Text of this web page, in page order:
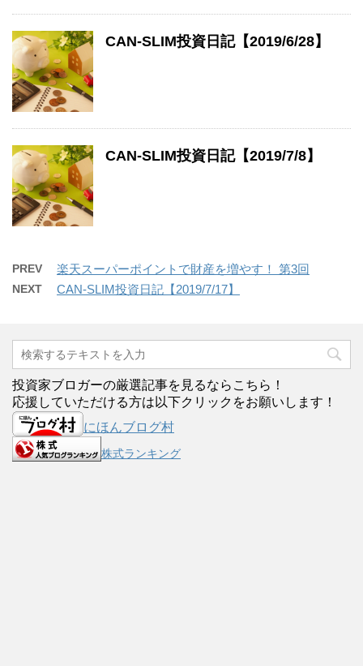
CAN-SLIM投資日記【2019/6/28】
CAN-SLIM投資日記【2019/7/8】
PREV 楽天スーパーポイントで財産を増やす！ 第3回
NEXT CAN-SLIM投資日記【2019/7/17】
投資家ブロガーの厳選記事を見るならこちら！
応援していただける方は以下クリックをお願いします！
にほんブログ村
株式ランキング